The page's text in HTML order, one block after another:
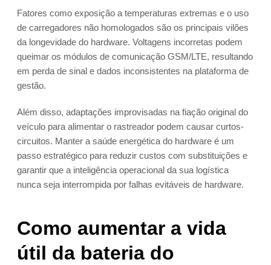
Fatores como exposição a temperaturas extremas e o uso
de carregadores não homologados são os principais vilões
da longevidade do hardware. Voltagens incorretas podem
queimar os módulos de comunicação GSM/LTE, resultando
em perda de sinal e dados inconsistentes na plataforma de
gestão.
Além disso, adaptações improvisadas na fiação original do
veículo para alimentar o rastreador podem causar curtos-
circuitos. Manter a saúde energética do hardware é um
passo estratégico para reduzir custos com substituições e
garantir que a inteligência operacional da sua logística
nunca seja interrompida por falhas evitáveis de hardware.
Como aumentar a vida
útil da bateria do